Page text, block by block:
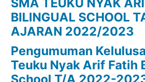
SMA TEUKU NYAK
BILINGUAL SCHOOL
AJARAN 2022/2023
Pengumuman
Teuku Nyak Arif Fatih